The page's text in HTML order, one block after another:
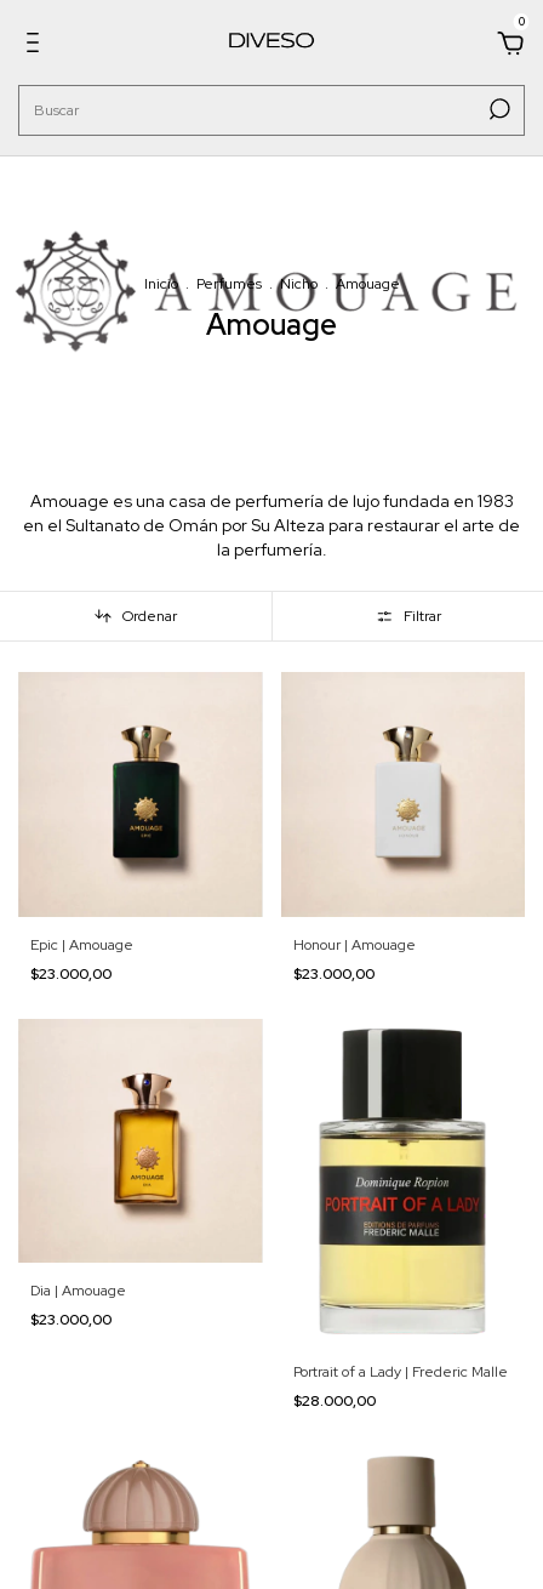
0
Inicio . Perfumes . Nicho . Amouage
Amouage
Amouage es una casa de perfumería de lujo fundada en 1983
en el Sultanato de Omán por Su Alteza para restaurar el arte de
la perfumería.
Ordenar Filtrar
Epic | Amouage
$23.000,00
Honour | Amouage
$23.000,00
Dia | Amouage
$23.000,00
Portrait of a Lady | Frederic Malle
$28.000,00